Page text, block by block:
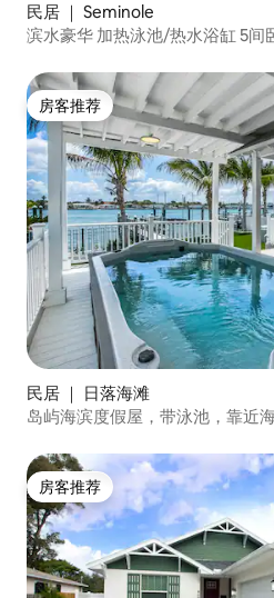
民居 ｜ Seminole
滨水豪华 加热泳池/
房客推荐
房客推荐
民居 ｜ 日落海滩
岛屿海滨度假屋，带泳池，靠近
房客推荐
房客推荐